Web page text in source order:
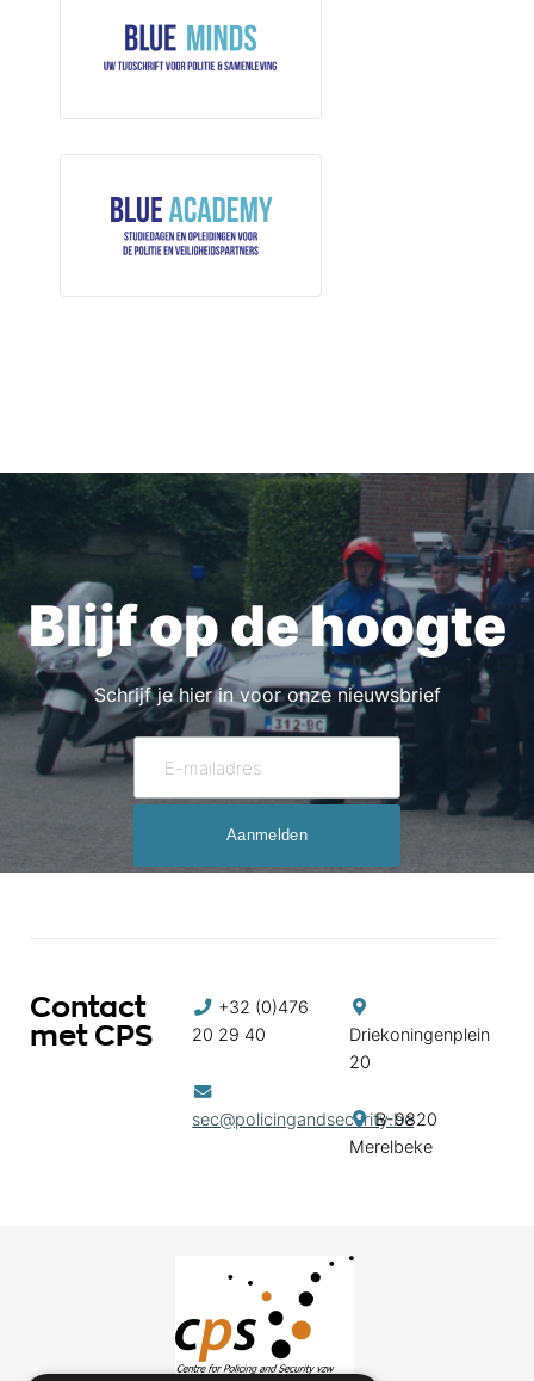
Blijf op de hoogte
Schrijf je hier in voor onze nieuwsbrief
Contact
met CPS
+32 (0)476
20 29 40
sec@policingandsecurity.be
Driekoningenplein
20
B-9820
Merelbeke